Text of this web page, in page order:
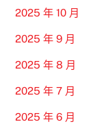
2025 年 10 月
2025 年 9 月
2025 年 8 月
2025 年 7 月
2025 年 6 月